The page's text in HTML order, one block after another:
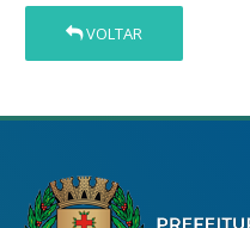
VOLTAR